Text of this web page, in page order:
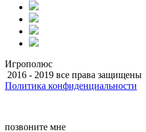
Игрополюс
2016 - 2019 все права защищены
Политика конфиденциальности
позвоните мне